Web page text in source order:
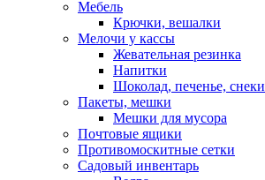
Мебель
Крючки, вешалки
Мелочи у кассы
Жевательная резинка
Напитки
Шоколад, печенье, снеки
Пакеты, мешки
Мешки для мусора
Почтовые ящики
Противомоскитные сетки
Садовый инвентарь